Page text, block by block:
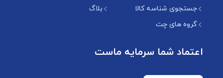
جستجوی شناسه کالا
بلاگ
گروه های چت
اعتماد شما سرمایه ماست